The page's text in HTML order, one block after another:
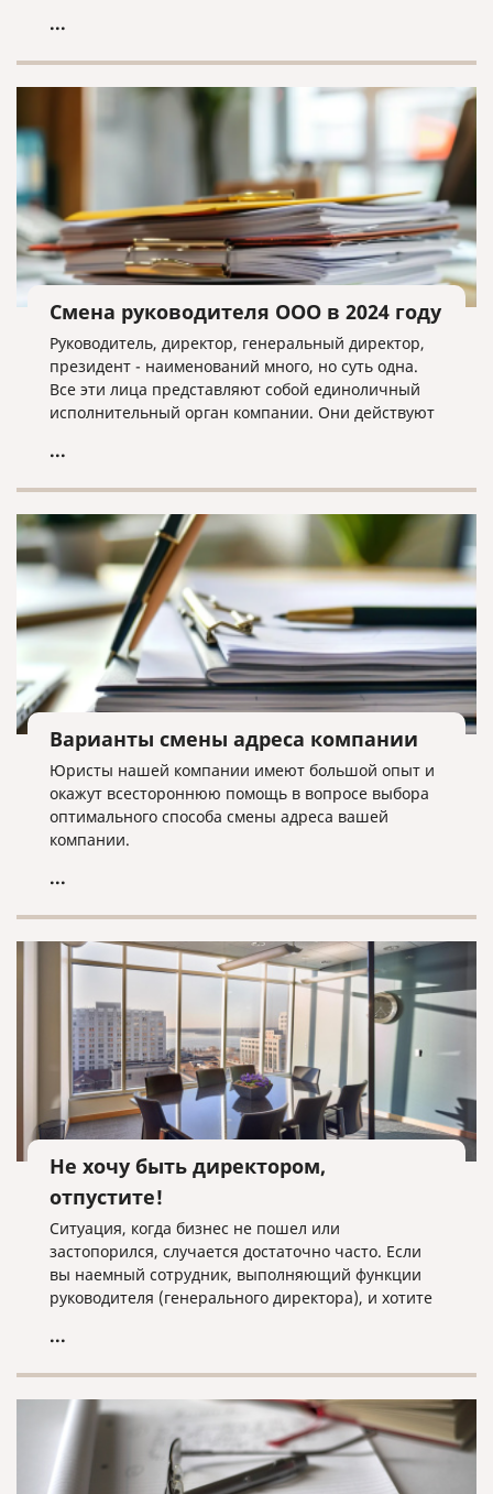
...
Смена руководителя ООО в 2024 году
Руководитель, директор, генеральный директор,
президент - наименований много, но суть одна.
Все эти лица представляют собой единоличный
исполнительный орган компании. Они действуют
представляют ее интересы перед другим
...
Варианты смены адреса компании
Юристы нашей компании имеют большой опыт и
окажут всестороннюю помощь в вопросе выбора
оптимального способа смены адреса вашей
компании.
...
Не хочу быть директором,
отпустите!
Ситуация, когда бизнес не пошел или
застопорился, случается достаточно часто. Если
вы наемный сотрудник, выполняющий функции
руководителя (генерального директора), и хотите
написать заявление об увольнении на имя
назначении нового директора. Вновь
назначенный директор, в свою очередь,
совершает ряд действий по регистрации и
внесению сведений в ЕГРЮЛ о себе как о новом
...